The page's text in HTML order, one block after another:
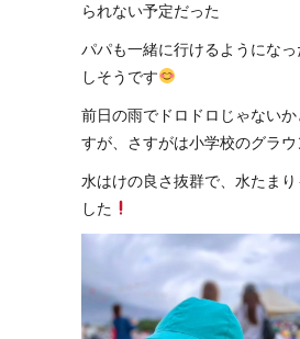
られない予定だった
パパも一緒に行けるようにな
しそうです
前日の雨でドロドロじゃない
すが、さすがは小学校のグラウ
水はけの良さ抜群で、水たま
した